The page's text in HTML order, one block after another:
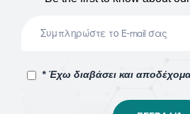
* Έχω διαβάσει και